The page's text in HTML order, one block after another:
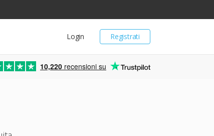
Registrati
Login
10,220 recensioni su